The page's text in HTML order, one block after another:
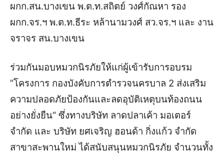
ผกก.สน.บางเขน พ.ต.ท.สถิตย์ วงศ์กัณหา รอง
ผกก.จร.ฯ พ.ต.ท.ธีระ หล้านามวงศ์ สว.จร.ฯ และ งาน
จราจร สน.บางเขน
ร่วมกันมอบหมวกนิรภัยให้แก่ผู้เข้ารับการอบรม
”โครงการ กองบังคับการตำรวจนครบาล 2 ส่งเสริม
ความปลอดภัยป้องกันและลดอุบัติเหตุบนท้องถนน
อย่างยั่งยืน“ ซึ่งทางบริษัท ลาดปลาเค้า มอเตอร์
จำกัด และ บริษัท ยศเจริญ ฮอนด้า กิ่งแก้ว จำกัด
สาขาสะพานใหม่ ได้สนับสนุนหมวกนิรภัย จำนวนทั้ง